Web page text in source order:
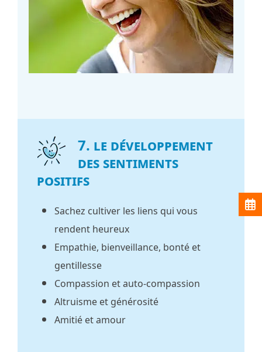
7. Le développement
des sentiments
positifs
Sachez cultiver les liens qui vous
rendent heureux
Empathie, bienveillance, bonté et
gentillesse
Compassion et auto-compassion
Altruisme et générosité
Amitié et amour